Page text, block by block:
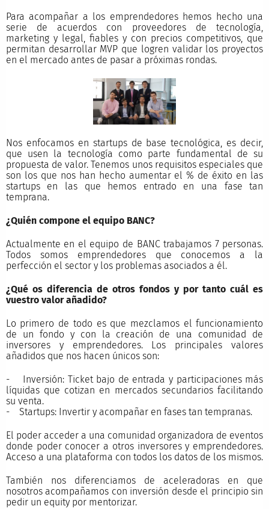
Para acompañar a los emprendedores hemos hecho una
serie de acuerdos con proveedores de tecnología,
marketing y legal, fiables y con precios competitivos, que
permitan desarrollar MVP que logren validar los proyectos
en el mercado antes de pasar a próximas rondas.
Nos enfocamos en startups de base tecnológica, es decir,
que usen la tecnología como parte fundamental de su
propuesta de valor. Tenemos unos requisitos especiales que
son los que nos han hecho aumentar el % de éxito en las
startups en las que hemos entrado en una fase tan
temprana.
¿Quién compone el equipo BANC?
Actualmente en el equipo de BANC trabajamos 7 personas.
Todos somos emprendedores que conocemos a la
perfección el sector y los problemas asociados a él.
¿Qué os diferencia de otros fondos y por tanto cuál es
vuestro valor añadido?
Lo primero de todo es que mezclamos el funcionamiento
de un fondo y con la creación de una comunidad de
inversores y emprendedores. Los principales valores
añadidos que nos hacen únicos son:
- Inversión: Ticket bajo de entrada y participaciones más
líquidas que cotizan en mercados secundarios facilitando
su venta.
- Startups: Invertir y acompañar en fases tan tempranas.
El poder acceder a una comunidad organizadora de eventos
donde poder conocer a otros inversores y emprendedores.
Acceso a una plataforma con todos los datos de los mismos.
También nos diferenciamos de aceleradoras en que
nosotros acompañamos con inversión desde el principio sin
pedir un equity por mentorizar.